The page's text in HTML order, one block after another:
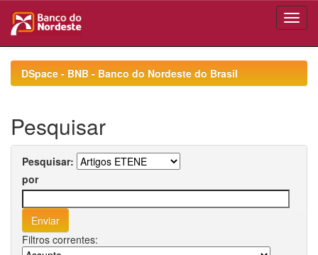
navigationDSpace - BNB - Banco do Nordeste do Brasil
Pesquisar
Pesquisar:
por
Filtros correntes: